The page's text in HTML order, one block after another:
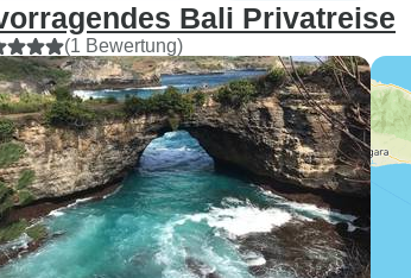
Bali Privatreise
(1 Bewertung)